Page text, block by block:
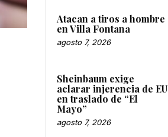
Atacan a tiros a hombre
en Villa Fontana
agosto 7, 2026
Sheinbaum exige
aclarar injerencia de EU
en traslado de “El
Mayo”
agosto 7, 2026